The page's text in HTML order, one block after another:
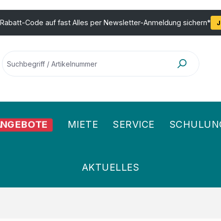
Code auf fast Alles per Newsletter-Anmeldung sichern*
MIETE SERVICE
AKTUELLES